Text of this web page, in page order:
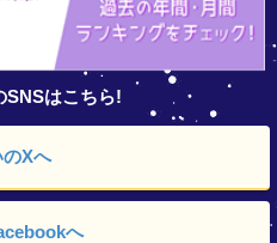
SNSはこちら!
のXへ
へ